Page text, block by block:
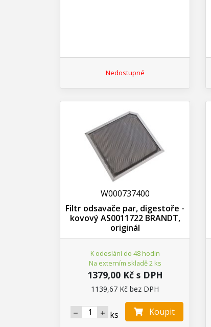
Nedostupné
W000737400
Filtr odsavače par, digestoře -
kovový AS0011722 BRANDT,
originál
K odeslání do 48 hodin
Na externím skladě 2 ks
1379,00 Kč s DPH
1139,67 Kč bez DPH
ks Koupit